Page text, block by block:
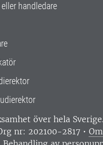
handledare
över hela
nr: 202100-2817 •